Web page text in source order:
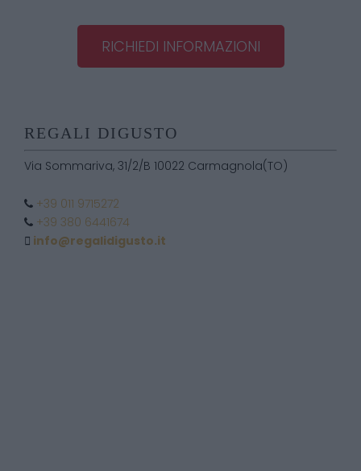
RICHIEDI INFORMAZIONI
REGALI DIGUSTO
Via Sommariva, 31/2/B 10022 Carmagnola(TO)
+39 011 9715272
+39 380 6441674
info@regalidigusto.it